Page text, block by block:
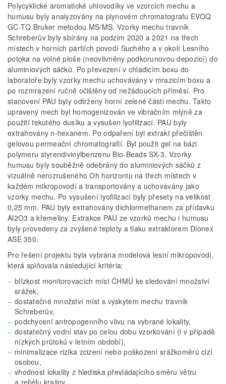
Polycyklické aromatické uhlovodíky ve vzorcích mechu a
humusu byly analyzovány na plynovém chromatografu EVOQ
GC-TQ Bruker metodou MS/MS. Vzorky mechu travník
Schreberův byly sbírány na podzim 2020 a 2021 na třech
místech v horních partiích povodí Suchého a v okolí Lesního
potoka na volné ploše (neovlivněny podkorunovou depozicí) do
aluminiových sáčků. Po převezení v chladicím boxu do
laboratoře byly vzorky mechu uchovávány v mrazicím boxu a
po rozmrazení ručně očištěny od nežádoucích příměsí. Pro
stanovení PAU byly odtrženy horní zelené části mechu. Takto
upravený mech byl homogenizován ve vibračním mlýně za
použití tekutého dusíku a vysušen lyofilizací. PAU byly
extrahovány n-hexanem. Po odpaření byl extrakt přečištěn
gelovou permeační chromatografií. Byl použit gel na bázi
polymeru styrendivinylbenzenu Bio-Beads SX-3. Vzorky
humusu byly souběžně odebrány do aluminiových sáčků z
vizuálně nerozrušeného Oh horizontu na třech místech v
každém mikropovodí a transportovány a uchovávány jako
vzorky mechu. Po vysušení lyofilizací byly přesety na velikost
0,25 mm. PAU byly extrahovány dichlormethanem za přídavku
Al2O3 a křemeliny. Extrakce PAU ze vzorků mechu i humusu
byly provedeny za zvýšené teploty a tlaku extraktorem Dionex
ASE 350.
Pro řešení projektu byla vybrána modelová lesní mikropovodí,
která splňovala následující kritéria:
blízkost monitorovacích míst ČHMÚ ke sledování množství
srážek,
dostatečné množství míst s výskytem mechu travník
Schreberův,
podchycení antropogenního vlivu na vybrané lokality,
dostatečný vodní stav po celou dobu vzorkování (i v případě
nízkých průtoků v letním období),
minimalizace rizika zcizení nebo poškození srážkoměrů cizí
osobou,
vhodnost lokality z hlediska převládajícího směru větru